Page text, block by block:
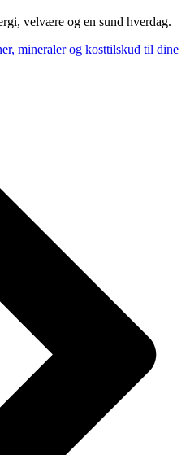
velvære og en sund hverdag.
mineraler og kosttilskud til dine